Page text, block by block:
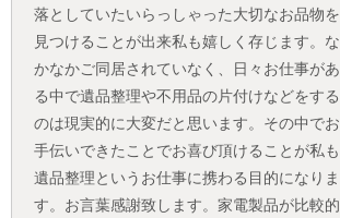
落としていたいらっしゃった大切なお品物を
見つけることが出来私も嬉しく存じます。な
かなかご同居されていなく、日々お仕事があ
る中で遺品整理や不用品の片付けなどをする
のは現実的に大変だと思います。その中でお
手伝いできたことでお喜び頂けることが私も
遺品整理というお仕事に携わる目的になりま
す。お言葉感謝致します。家電製品が比較的